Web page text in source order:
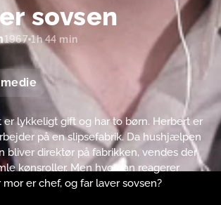
sovsen
1967 1h 44 min
er lykkeligt gift og har to børn. Herbert er
på en slipsefabrik. Da hushjælpen
bliver direktør på fabrikken, vendes der
kønsroller. Men hvordan reagerer
er chef, og far laver sovsen?